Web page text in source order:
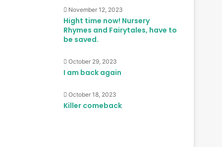
November 12, 2023
Hight time now! Nursery
Rhymes and Fairytales, have to
be saved.
October 29, 2023
I am back again
October 18, 2023
Killer comeback